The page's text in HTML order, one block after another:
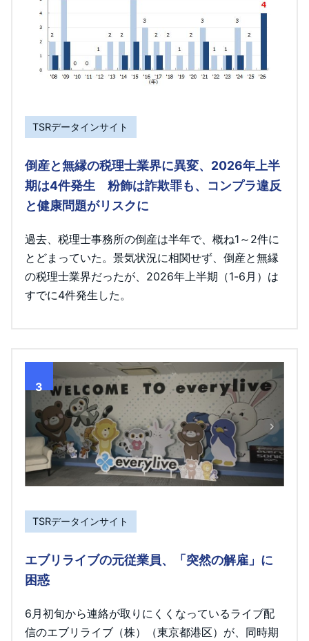
TSRデータインサイト
倒産と無縁の税理士業界に異変、2026年上半
期は4件発生 粉飾は詐欺罪も、コンプラ違反
と健康問題がリスクに
過去、税理士事務所の倒産は半年で、概ね1～2件に
とどまっていた。景気状況に相関せず、倒産と無縁
の税理士業界だったが、2026年上半期（1-6月）は
すでに4件発生した。
3
TSRデータインサイト
エブリライブの元従業員、「突然の解雇」に
困惑
6月初旬から連絡が取りにくくなっているライブ配
信のエブリライブ（株）（東京都港区）が、同時期